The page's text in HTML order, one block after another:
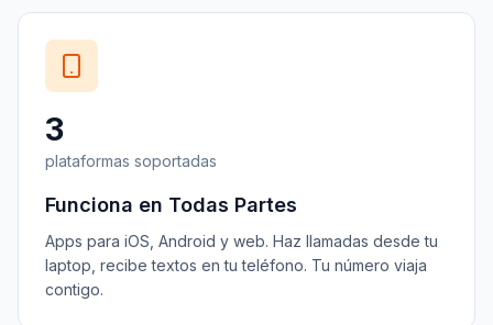
3
plataformas soportadas
Funciona en Todas Partes
Apps para iOS, Android y web. Haz llamadas desde tu
laptop, recibe textos en tu teléfono. Tu número viaja
contigo.